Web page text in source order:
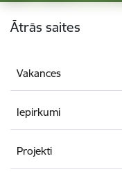
Kājene
Ātrās saites
Vakances
Iepirkumi
Projekti